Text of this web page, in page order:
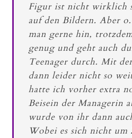
Figur ist nicht wirklich
auf den Bildern. Aber
man gerne hin,
genug und geht auch
Teenager durch. Mit
dann leider nicht so
hatte ich vorher extra
Beisein der Managerin
wurde von ihr dann
Wobei es sich nicht um